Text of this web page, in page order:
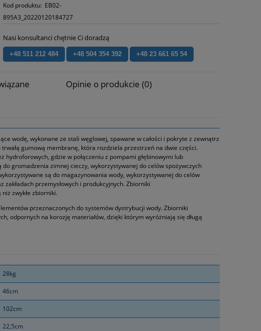
Kod produktu: EB02-
895A3_20220120184727
Nasi konsultanci chętnie Ci doradzą
+48 511 212 484 +48 504 354 392 +48 23 661 65 54
Opinie o produkcie (0)
wodę, wykonane ze stali węglowej, spawane w całości i pokryte z zewnątrz
gumową membranę, która rozdziela przestrzeń na dwie części.
gdzie w połączeniu z pompami głębinowymi lub
gromadzenia zimnej cieczy, wykorzystywanej do celów spożywczych
są do magazynowania wody, wykorzystywanej do celów
przemysłowych i produkcyjnych. Zbiorniki
zwykłe zbiorniki.
przeznaczonych do systemów dystrybucji wody. Zbiorniki
odpornych na korozję materiałów, dzięki którym wyróżniają się długą
28kg
46cm
102cm
22,5cm